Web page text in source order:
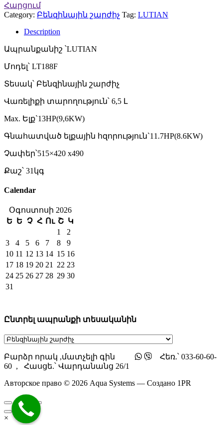
Հարցում
Category: Բենզինային շարժիչ Tag: LUTIAN
Description
Ապրանքանիշ ՝LUTIAN
Մոդել՝ LT188F
Տեսակ՝ Բենզինային շարժիչ
Վառելիքի տարողություն՝ 6,5 Լ
Max. Ելք`13HP(9,6KW)
Գնահատված ելքային հզորություն`11.7HP(8.6KW)
Չափեր՝515×420 x490
Քաշ՝ 31կգ
Calendar
Օգոստոսի 2026
Ե Ե Չ Հ Ու Շ Կ
1
2
3
4 5 6 7 8
9
10 11 12 13 14 15 16
17 18 19 20 21 22 23
24 25 26 27 28 29 30
31
Ընտրել ապրանքի տեսականին
Բարձր որակ ,մատչելի գին
Հեռ.՝ 033-60-60-
60 , Հասցե.՝ Վարդանանց 26/1
Авторское право © 2026 Aqua Systems — Создано 1PR
×